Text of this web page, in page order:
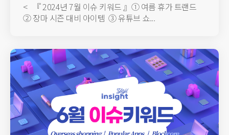
< 『 2024년 7월 이슈 키워드 』① 여름 휴가 트랜드
② 장마 시즌 대비 아이템 ③ 유튜브 쇼...